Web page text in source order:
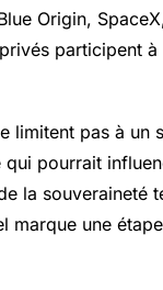
Origin,
participent
limitent pas à un
pourrait
la souveraineté
une